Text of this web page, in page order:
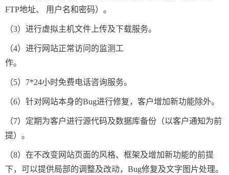
FTP地址、 用户名和密码）。
（3）进行虚拟主机文件上传及下载服务。
（4）进行网站正常访问的监测工
作。
（5）7*24小时免费电话咨询服务。
（6）针对网站本身的Bug进行修复，客户增加新功能除外。
（7）定期为客户进行源代码及数据库备份（以客户通知为前
提）。
（8）在不改变网站页面的风格、框架及增加新功能的前提
下，可以提供局部的调整及改动，Bug修复及文字图片处理。